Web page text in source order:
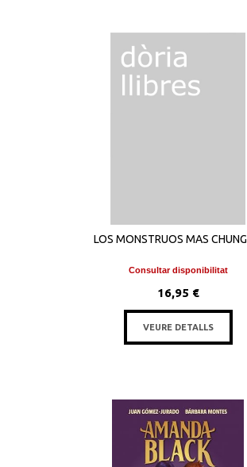
LOS MONSTRUOS MAS
Consultar disponibilitat
16,95 €
VEURE DETALLS